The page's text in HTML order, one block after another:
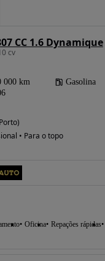
CC 1.6 Dynamique
cv
000 km Gasolina
• Para o topo
Oficina Repações rápidas